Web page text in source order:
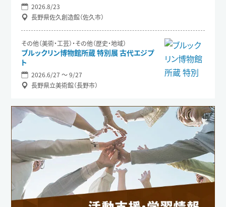
2026.8/23
長野県佐久創造館（佐久市）
その他（美術・工芸）・その他（歴史・地域）
ブルックリン博物館所蔵 特別展 古代エジプ
ト
2026.6/27 〜 9/27
長野県立美術館（長野市）